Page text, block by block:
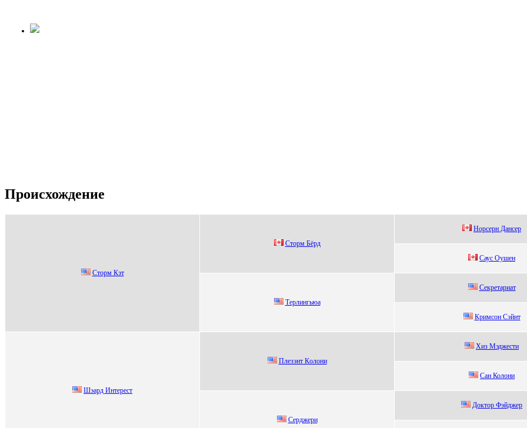
Происхождение
Cтоpм Кэт
Cторм Бёрд
Нopcepн Данcep
Cауc Oушeн
Теpлингьюa
Ceкpeтаpиат
Кримсон Cэйнт
Шэapд Интepecт
Плeзэнт Кoлoни
Xиз Mэджeсти
Cан Колони
Серджери
Доктор Фэйджeр